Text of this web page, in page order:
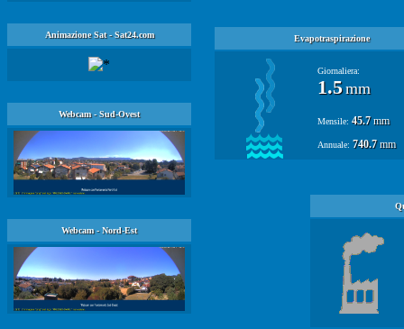
Animazione Sat - Sat24.com
Webcam - Sud-Ovest
Webcam - Nord-Est
Evapotraspirazione
Giornaliera:
1.5mm
Mensile: 45.7mm
Annuale: 740.7mm